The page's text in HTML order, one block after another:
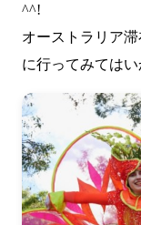
^^!
オーストラリア
に行ってみては